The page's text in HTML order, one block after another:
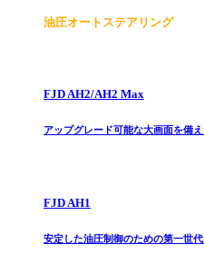
油圧オートステアリング
FJD AH2/AH2 Max
アップグレード可能な大画面を備
FJD AH1
安定した油圧制御のための第一世